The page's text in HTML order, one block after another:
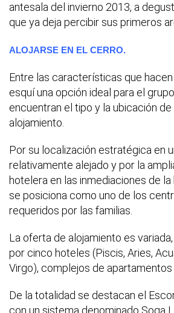
antesala del invierno 2013, a
que ya deja percibir sus primeros
ALOJARSE EN EL CERRO.
Entre las características que
esquí una opción ideal para el
encuentran el tipo y la ubicación
alojamiento.
Por su localización estratégica en
relativamente alejado y por la
hotelera en las inmediaciones de la
se posiciona como uno de los
requeridos por las familias.
La oferta de alojamiento es
por cinco hoteles (Piscis, Aries,
Virgo), complejos de
De la totalidad se destacan el
con un sistema denominado Soga